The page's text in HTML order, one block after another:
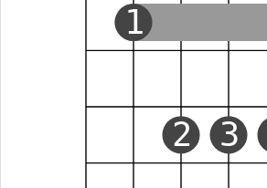
1
2 3